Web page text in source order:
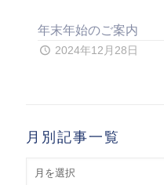
年末年始のご案内
2024年12月28日
月別記事一覧